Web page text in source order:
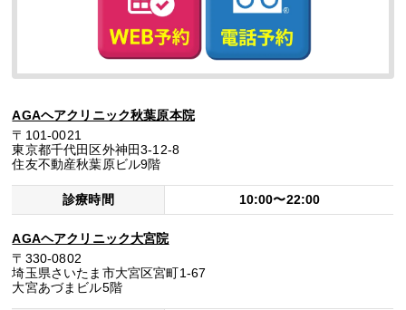
AGAヘアクリニック秋葉原本院
〒101-0021
東京都千代田区外神田3-12-8
住友不動産秋葉原ビル9階
診療時間 10:00〜22:00
AGAヘアクリニック大宮院
〒330-0802
埼玉県さいたま市大宮区宮町1-67
大宮あづまビル5階